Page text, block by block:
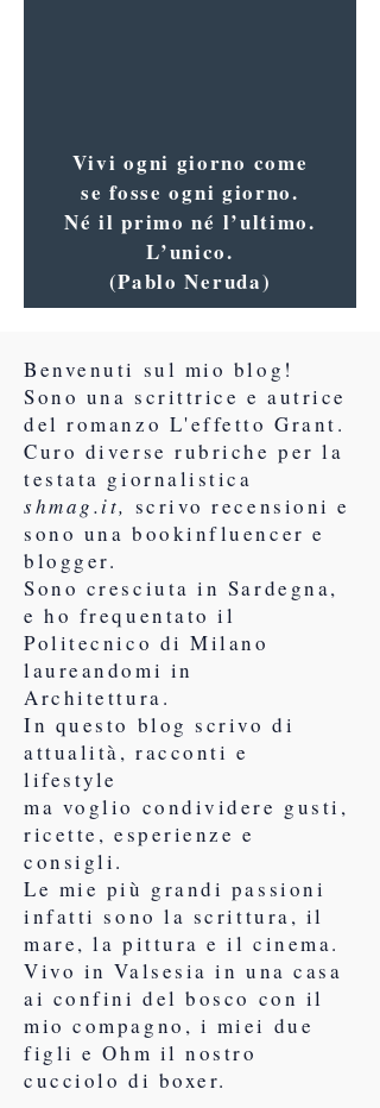
Vivi ogni giorno come
se fosse ogni giorno.
Né il primo né l’ultimo.
L’unico.
(Pablo Neruda)
Benvenuti sul mio blog!
Sono una scrittrice e autrice
del romanzo L'effetto Grant.
Curo diverse rubriche per la
testata giornalistica
shmag.it, scrivo recensioni e
sono una bookinfluencer e
blogger.
Sono cresciuta in Sardegna,
e ho frequentato il
Politecnico di Milano
laureandomi in
Architettura.
In questo blog scrivo di
attualità, racconti e
lifestyle
ma voglio condividere gusti,
ricette, esperienze e
consigli.
Le mie più grandi passioni
infatti sono la scrittura, il
mare, la pittura e il cinema.
Vivo in Valsesia in una casa
ai confini del bosco con il
mio compagno, i miei due
figli e Ohm il nostro
cucciolo di boxer.